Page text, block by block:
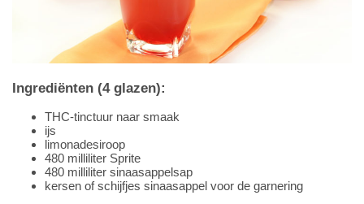
Ingrediënten (4 glazen):
THC-tinctuur naar smaak
ijs
limonadesiroop
480 milliliter Sprite
480 milliliter sinaasappelsap
kersen of schijfjes sinaasappel voor de garnering